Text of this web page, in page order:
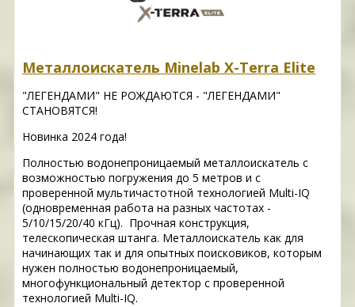
Металлоискатель Minelab X-Terra Elite
"ЛЕГЕНДАМИ" НЕ РОЖДАЮТСЯ - "ЛЕГЕНДАМИ"
СТАНОВЯТСЯ!
Новинка 2024 года!
Полностью водонепроницаемый металлоискатель с
возможностью погружения до 5 метров и с
проверенной мультичастотной технологией Multi-IQ
(одновременная работа на разных частотах -
5/10/15/20/40 кГц). Прочная конструкция,
телескопическая штанга. Металлоискатель как для
начинающих так и для опытных поисковиков, которым
нужен полностью водонепроницаемый,
многофункциональный детектор с проверенной
технологией Multi-IQ.